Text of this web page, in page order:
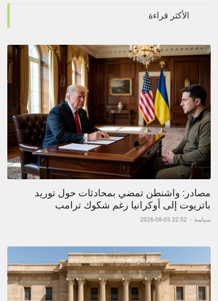
الأكثر قراءة
مصادر: واشنطن تمضي بمحادثات حول توريد
باتريوت إلى أوكرانيا رغم شكوك ترامب
سياسة -
22:52 05-08-2026